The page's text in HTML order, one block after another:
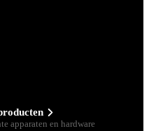
apparaten en hardware